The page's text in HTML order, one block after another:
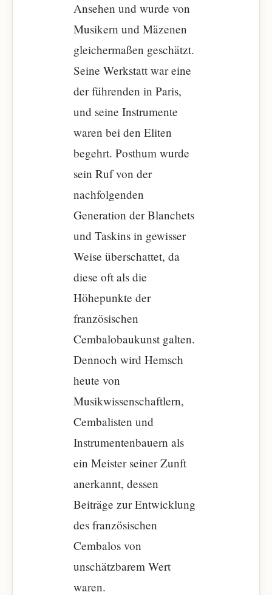
Ansehen und wurde von
Musikern und Mäzenen
gleichermaßen geschätzt.
Seine Werkstatt war eine
der führenden in Paris,
und seine Instrumente
waren bei den Eliten
begehrt. Posthum wurde
sein Ruf von der
nachfolgenden
Generation der Blanchets
und Taskins in gewisser
Weise überschattet, da
diese oft als die
Höhepunkte der
französischen
Cembalobaukunst galten.
Dennoch wird Hemsch
heute von
Musikwissenschaftlern,
Cembalisten und
Instrumentenbauern als
ein Meister seiner Zunft
anerkannt, dessen
Beiträge zur Entwicklung
des französischen
Cembalos von
unschätzbarem Wert
waren.